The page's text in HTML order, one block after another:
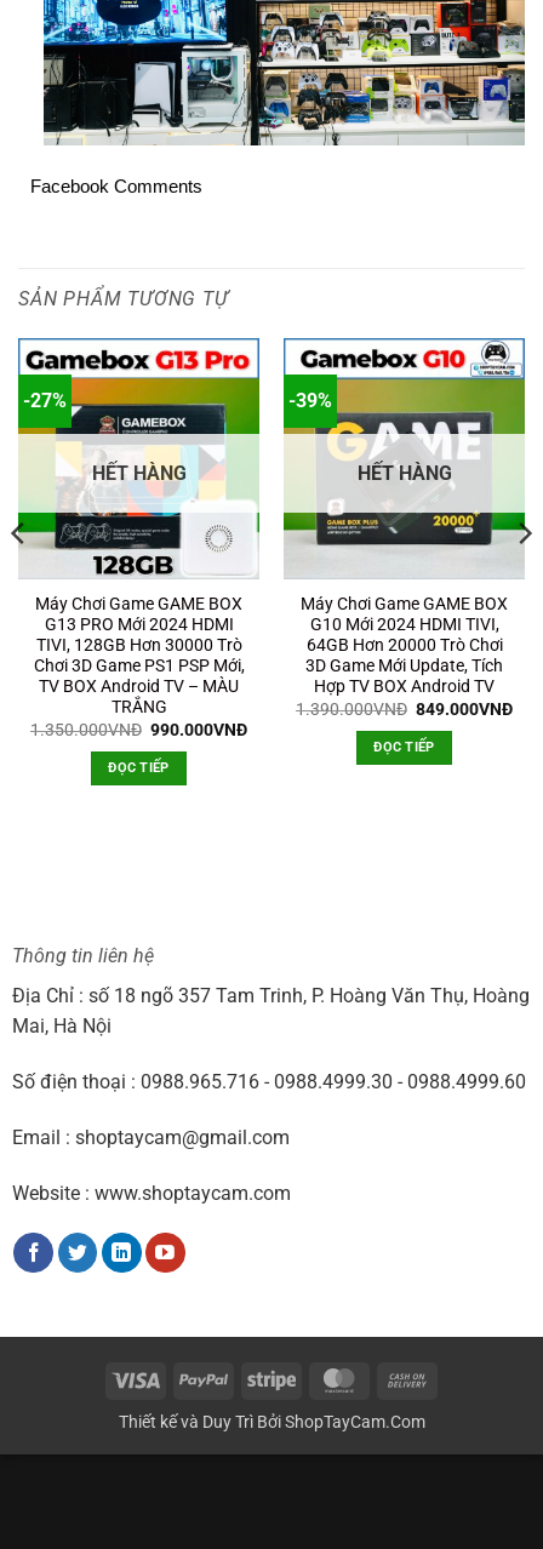
Facebook Comments
SẢN PHẨM TƯƠNG TỰ
-27%
HẾT HÀNG
Máy Chơi Game GAME BOX
G13 PRO Mới 2024 HDMI
TIVI, 128GB Hơn 30000 Trò
Chơi 3D Game PS1 PSP Mới,
TV BOX Android TV – MÀU
TRẮNG
1.350.000VNĐ Giá
là:
1.350.000VNĐ.
990.000VNĐGiá
ĐỌC TIẾP
-39%
HẾT HÀNG
Máy Chơi Game GAME BOX
G10 Mới 2024 HDMI TIVI,
64GB Hơn 20000 Trò Chơi
3D Game Mới Update, Tích
Hợp TV BOX Android TV
1.390.000VNĐ Giá
là:
1.390.000VNĐ.
849.000VNĐGiá
ĐỌC TIẾP
Thông tin liên hệ
Địa Chỉ : số 18 ngõ 357 Tam Trinh, P. Hoàng Văn Thụ, Hoàng
Mai, Hà Nội
Số điện thoại : 0988.965.716 - 0988.4999.30 - 0988.4999.60
Email : shoptaycam@gmail.com
Website : www.shoptaycam.com
Visa PayPal Stripe MasterCard
Thiết kế và Duy Trì BởiShopTayCam.Com